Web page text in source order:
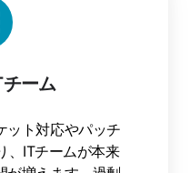
ーム
ット対応やパッチ
、ITチームが本来